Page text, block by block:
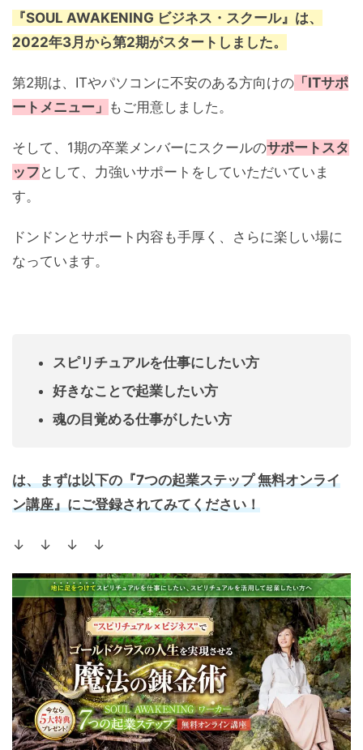
『SOUL AWAKENING ビジネス・スクール』は、
2022年3月から第2期がスタートしました。
第2期は、ITやパソコンに不安のある方向けの 「ITサポ
ートメニュー」 もご用意しました。
そして、1期の卒業メンバーにスクールのサポートスタ
ッフ として、力強いサポートをしていただいていま
す。
ドンドンとサポート内容も手厚く、さらに楽しい場に
なっています。
スピリチュアルを仕事にしたい方
好きなことで起業したい方
魂の目覚める仕事がしたい方
は、まずは以下の『7つの起業ステップ 無料オンライ
ン講座』にご登録されてみてください！
↓ ↓ ↓ ↓